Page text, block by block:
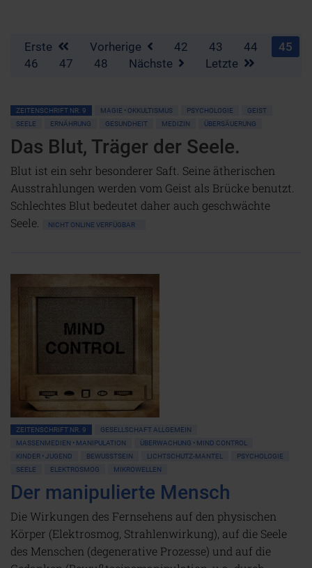
Erste Vorherige 42 43 44
45
46
47 48 Nächste Letzte
ZEITENSCHRIFT NR. 9 MAGIE • OKKULTISMUS PSYCHOLOGIE
GEIST
SEELE
ERNÄHRUNG GESUNDHEIT MEDIZIN ÜBERSÄUERUNG
Das Blut, Träger der Seele.
Blut ist ein sehr besonderer Saft. Seine ätherischen
Ausstrahlungen werden vom Geist als Brücke benutzt.
Schlechtes Blut bedeutet daher auch geschwächte
Seele.
NICHT ONLINE VERFÜGBAR
ZEITENSCHRIFT NR. 9
GESELLSCHAFT ALLGEMEIN
MASSENMEDIEN • MANIPULATION
ÜBERWACHUNG • MIND CONTROL
KINDER • JUGEND
BEWUSSTSEIN LICHTSCHUTZ-MANTEL
PSYCHOLOGIE
SEELE
ELEKTROSMOG MIKROWELLEN
Der manipulierte Mensch
Die Wirkungen des Fernsehens auf den physischen
Körper (Elektrosmog, Strahlenwirkung), auf die Seele
des Menschen (degenerative Prozesse) und auf die